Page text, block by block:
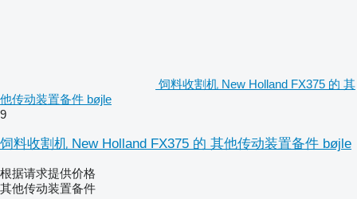
饲料收割机 New Holland FX375 的 其
他传动装置备件 bøjle
9
饲料收割机 New Holland FX375 的 其他传动装置备件 bøjle
根据请求提供价格
其他传动装置备件